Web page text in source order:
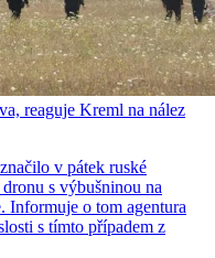
reaguje Kreml na nález
v pátek ruské
s výbušninou na
Informuje o tom agentura
s tímto případem z